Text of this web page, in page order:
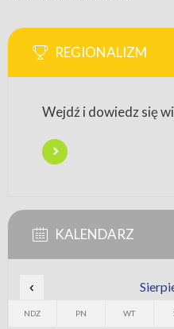
REGIONALIZM
Wejdź i dowiedz się
KALENDARZ
‹
NDZ PN WT